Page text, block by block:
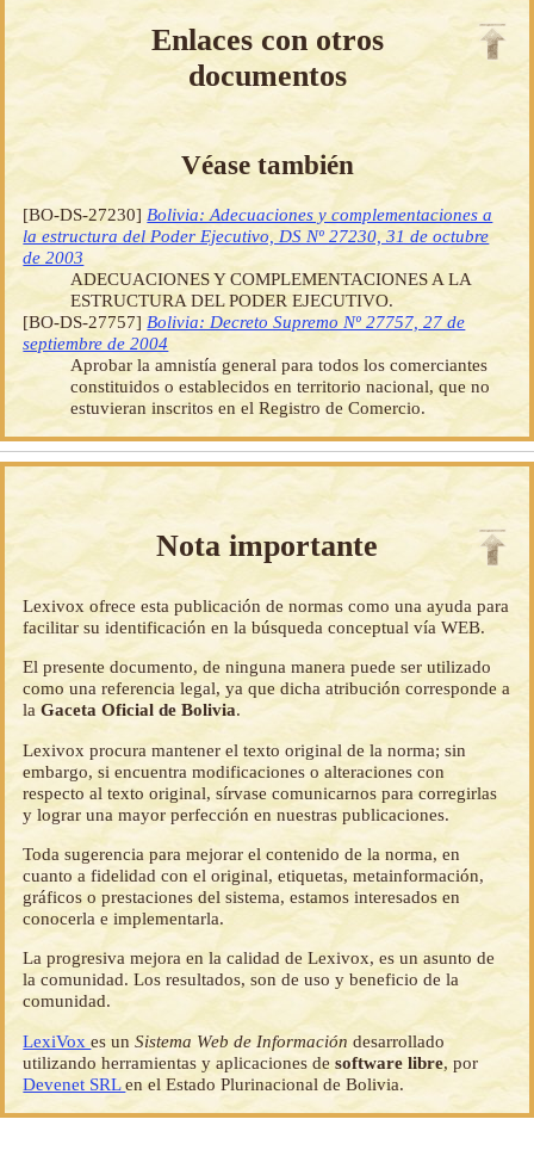
Enlaces con otros
documentos
Véase también
[BO-DS-27230] Bolivia: Adecuaciones y complementaciones a
la estructura del Poder Ejecutivo, DS Nº 27230, 31 de octubre
de 2003
ADECUACIONES Y COMPLEMENTACIONES A LA
ESTRUCTURA DEL PODER EJECUTIVO.
[BO-DS-27757] Bolivia: Decreto Supremo Nº 27757, 27 de
septiembre de 2004
Aprobar la amnistía general para todos los comerciantes
constituidos o establecidos en territorio nacional, que no
estuvieran inscritos en el Registro de Comercio.
Nota importante
Lexivox ofrece esta publicación de normas como una ayuda para
facilitar su identificación en la búsqueda conceptual vía WEB.
El presente documento, de ninguna manera puede ser utilizado
como una referencia legal, ya que dicha atribución corresponde a
laGaceta Oficial de Bolivia.
Lexivox procura mantener el texto original de la norma; sin
embargo, si encuentra modificaciones o alteraciones con
respecto al texto original, sírvase comunicarnos para corregirlas
y lograr una mayor perfección en nuestras publicaciones.
Toda sugerencia para mejorar el contenido de la norma, en
cuanto a fidelidad con el original, etiquetas, metainformación,
gráficos o prestaciones del sistema, estamos interesados en
conocerla e implementarla.
La progresiva mejora en la calidad de Lexivox, es un asunto de
la comunidad. Los resultados, son de uso y beneficio de la
comunidad.
LexiVoxes unSistema Web de Información desarrollado
utilizando herramientas y aplicaciones desoftware libre, por
Devenet SRLen el Estado Plurinacional de Bolivia.